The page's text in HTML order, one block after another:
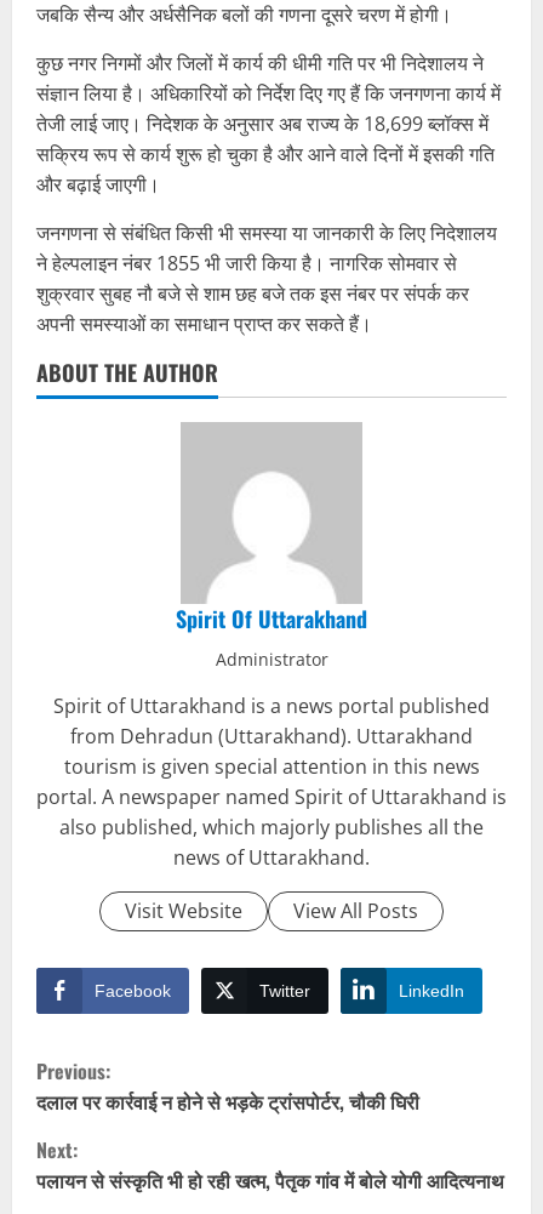
जबकि सैन्य और अर्धसैनिक बलों की गणना दूसरे चरण में होगी।
कुछ नगर निगमों और जिलों में कार्य की धीमी गति पर भी निदेशालय ने
संज्ञान लिया है। अधिकारियों को निर्देश दिए गए हैं कि जनगणना कार्य में
तेजी लाई जाए। निदेशक के अनुसार अब राज्य के 18,699 ब्लॉक्स में
सक्रिय रूप से कार्य शुरू हो चुका है और आने वाले दिनों में इसकी गति
और बढ़ाई जाएगी।
जनगणना से संबंधित किसी भी समस्या या जानकारी के लिए निदेशालय
ने हेल्पलाइन नंबर 1855 भी जारी किया है। नागरिक सोमवार से
शुक्रवार सुबह नौ बजे से शाम छह बजे तक इस नंबर पर संपर्क कर
अपनी समस्याओं का समाधान प्राप्त कर सकते हैं।
ABOUT THE AUTHOR
Spirit Of Uttarakhand
Administrator
Spirit of Uttarakhand is a news portal published
from Dehradun (Uttarakhand). Uttarakhand
tourism is given special attention in this news
portal. A newspaper named Spirit of Uttarakhand is
also published, which majorly publishes all the
news of Uttarakhand.
Visit Website
View All Posts
Facebook Twitter LinkedIn
C
o
n
Previous:
दलाल पर कार्रवाई न होने से भड़के ट्रांसपोर्टर, चौकी घिरी
Next:
पलायन से संस्कृति भी हो रही खत्म, पैतृक गांव में बोले योगी आदित्यनाथ